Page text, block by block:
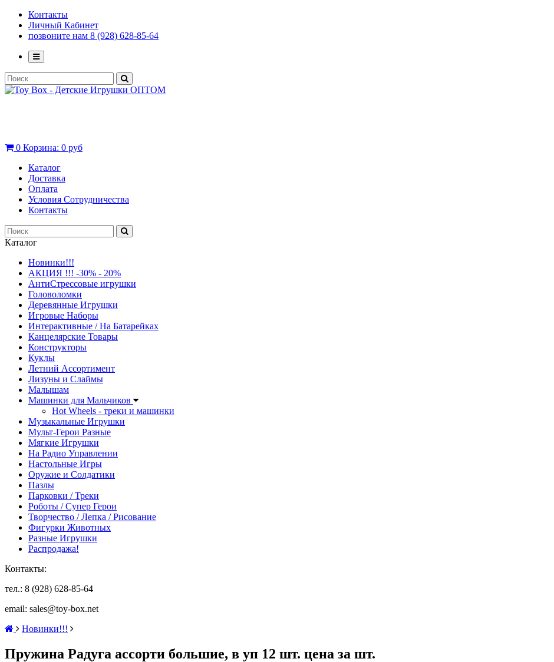
Контакты
Личный Кабинет
позвоните нам 8 (928) 628-85-64
0 Корзина: 0 руб
Каталог
Доставка
Оплата
Условия Сотрудничества
Контакты
Каталог
Новинки!!!
АКЦИЯ !!! -30% - 20%
АнтиСтрессовые игрушки
Головоломки
Деревянные Игрушки
Игровые Наборы
Интерактивные / На Батарейках
Канцелярские Товары
Конструкторы
Куклы
Летний Ассортимент
Лизуны и Слаймы
Малышам
Машинки для Мальчиков
Hot Wheels - треки и машинки
Музыкальные Игрушки
Мульт-Герои Разные
Мягкие Игрушки
На Радио Управлении
Настольные Игры
Оружие и Солдатики
Пазлы
Парковки / Треки
Роботы / Супер Герои
Творчество / Лепка / Рисование
Фигурки Животных
Разные Игрушки
Распродажа!
Контакты:
тел.: 8 (928) 628-85-64
email: sales@toy-box.net
Новинки!!!
Пружина Радуга ассорти большие, в уп 12 шт. цена за шт.